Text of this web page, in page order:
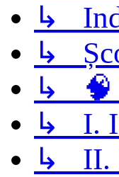
↳
↳
↳ 🧠
↳ I.
↳ II.